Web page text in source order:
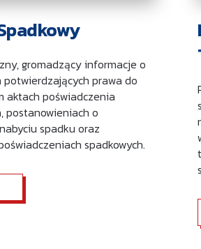
gromadzący informacje o
prawa do
aktach poświadczenia
postanowieniach o
spadku oraz
spadkowych.